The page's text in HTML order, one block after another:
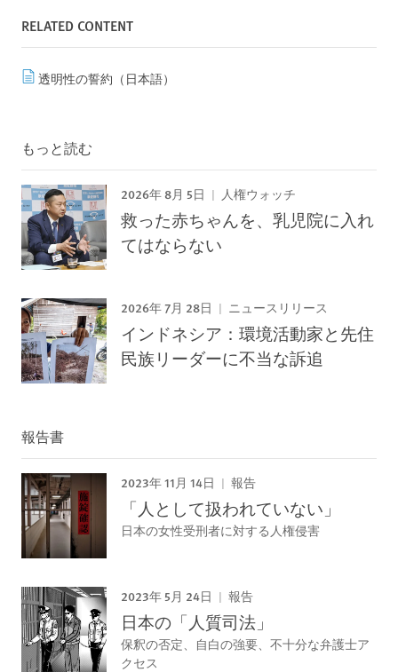
RELATED CONTENT
透明性の誓約（日本語）
もっと読む
2026年 8月 5日 人権ウォッチ
救った赤ちゃんを、乳児院に入れ
てはならない
2026年 7月 28日 ニュースリリース
インドネシア：環境活動家と先住
民族リーダーに不当な訴追
報告書
2023年 11月 14日 報告
「人として扱われていない」
日本の女性受刑者に対する人権侵害
2023年 5月 24日 報告
日本の「人質司法」
保釈の否定、自白の強要、不十分な弁護士ア
クセス